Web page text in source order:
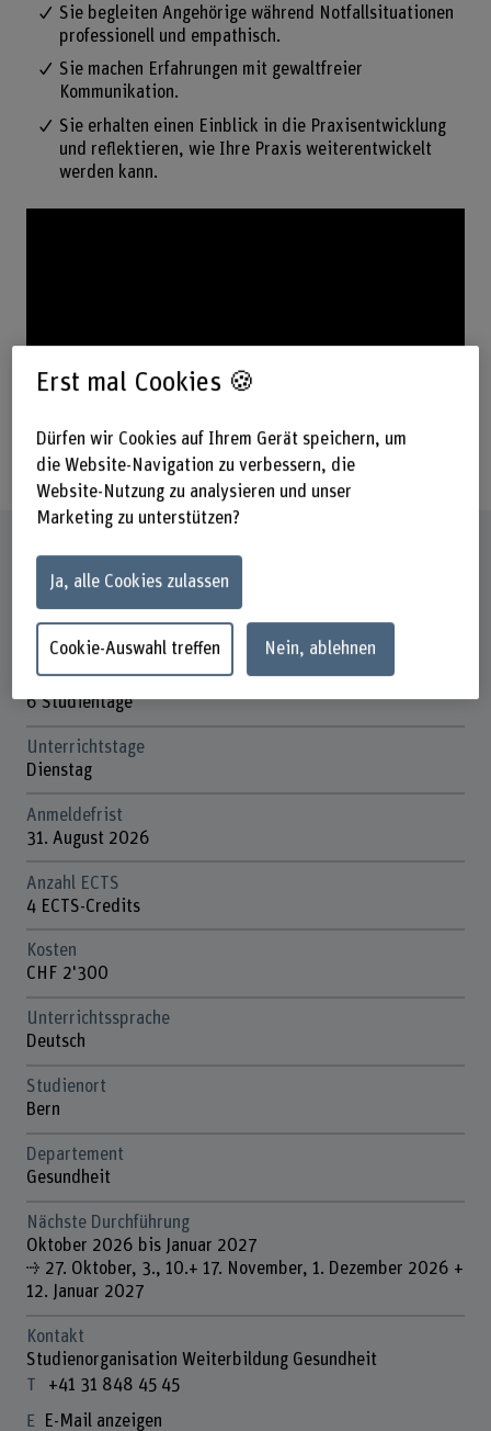
Sie begleiten Angehörige während Notfallsituationen
professionell und empathisch.
Sie machen Erfahrungen mit gewaltfreier
Kommunikation.
Sie erhalten einen Einblick in die Praxisentwicklung
und reflektieren, wie Ihre Praxis weiterentwickelt
werden kann.
Steckbrief
Titel/Abschluss
Dauer
6 Studientage
Unterrichtstage
Dienstag
Anmeldefrist
31. August 2026
Anzahl ECTS
4 ECTS-Credits
Kosten
CHF 2'300
Unterrichtssprache
Deutsch
Studienort
Bern
Departement
Gesundheit
Nächste Durchführung
Oktober 2026 bis Januar 2027
⇢ 27. Oktober, 3., 10.+ 17. November, 1. Dezember 2026 +
12. Januar 2027
Kontakt
Studienorganisation Weiterbildung Gesundheit
+41 31 848 45 45
E-Mail anzeigen
Erst mal Cookies 🍪
Dürfen wir Cookies auf Ihrem Gerät speichern, um
die Website-Navigation zu verbessern, die
Website-Nutzung zu analysieren und unser
Marketing zu unterstützen?
Ja, alle Cookies zulassen
Cookie-Auswahl treffen Nein, ablehnen